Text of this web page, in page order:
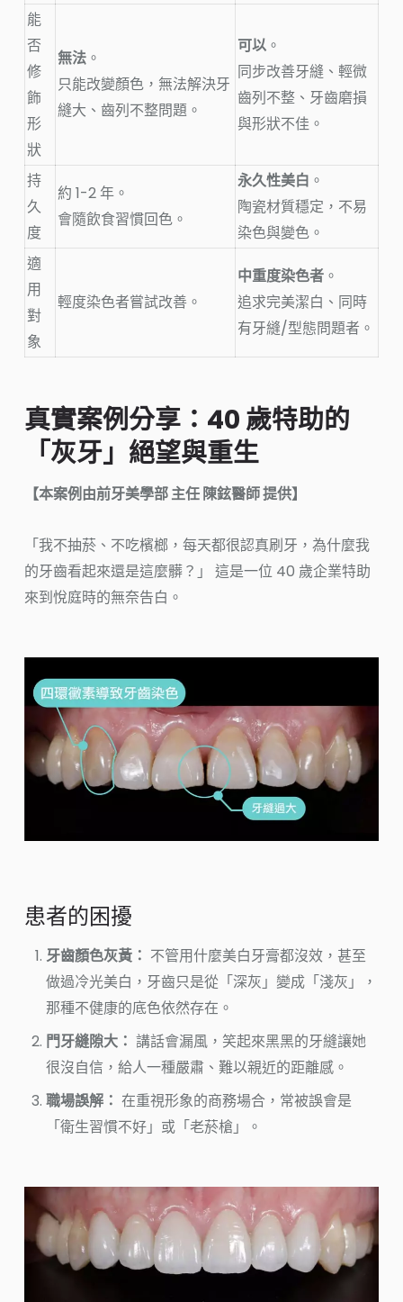
能
否
修
飾
形
狀
無法。
只能改變顏色，無法解決牙
縫大、齒列不整問題。
可以。
同步改善牙縫、輕微
齒列不整、牙齒磨損
與形狀不佳。
持
久
度
約 1-2 年。
會隨飲食習慣回色。
永久性美白 。
陶瓷材質穩定，不易
染色與變色。
適
用
對
象
輕度染色者嘗試改善。
中重度染色者。
追求完美潔白、同時
有牙縫/型態問題者。
真實案例分享：40 歲特助的
「灰牙」絕望與重生
【本案例由前牙美學部 主任 陳鉉醫師 提供】
「我不抽菸、不吃檳榔，每天都很認真刷牙，為什麼我
的牙齒看起來還是這麼髒？」 這是一位 40 歲企業特助
來到悅庭時的無奈告白。
患者的困擾
牙齒顏色灰黃： 不管用什麼美白牙膏都沒效，甚至
做過冷光美白，牙齒只是從「深灰」變成「淺灰」，
那種不健康的底色依然存在。
門牙縫隙大： 講話會漏風，笑起來黑黑的牙縫讓她
很沒自信，給人一種嚴肅、難以親近的距離感。
職場誤解： 在重視形象的商務場合，常被誤會是
「衛生習慣不好」或「老菸槍」。